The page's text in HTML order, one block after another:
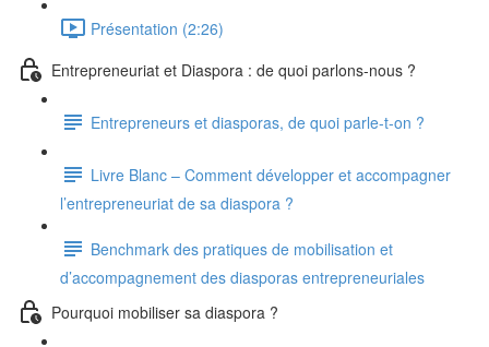
Présentation (2:26)
Entrepreneuriat et Diaspora : de quoi parlons-nous ?
Entrepreneurs et diasporas, de quoi parle-t-on ?
Livre Blanc – Comment développer et accompagner
l’entrepreneuriat de sa diaspora ?
Benchmark des pratiques de mobilisation et
d’accompagnement des diasporas entrepreneuriales
Pourquoi mobiliser sa diaspora ?